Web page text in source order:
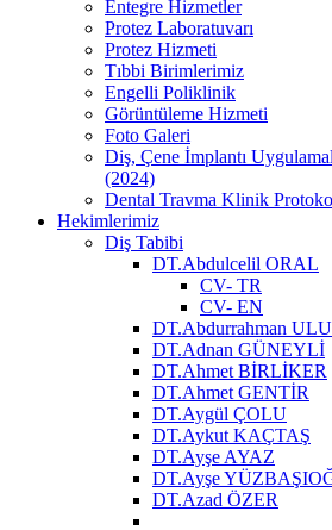
Entegre Hizmetler
Protez Laboratuvarı
Protez Hizmeti
Tıbbi Birimlerimiz
Engelli Poliklinik
Görüntüleme Hizmeti
Foto Galeri
Diş, Çene İmplantı
(2024)
Dental Travma Klinik
Hekimlerimiz
Diş Tabibi
DT.Abdulcelil ORAL
CV- TR
CV- EN
DT.Abdurrahman
DT.Adnan GÜNEYLİ
DT.Ahmet BİRLİKER
DT.Ahmet GENTİR
DT.Aygül ÇOLU
DT.Aykut KAÇTAŞ
DT.Ayşe AYAZ
DT.Ayşe
DT.Azad ÖZER